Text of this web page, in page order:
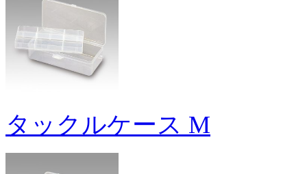
タックルケース M